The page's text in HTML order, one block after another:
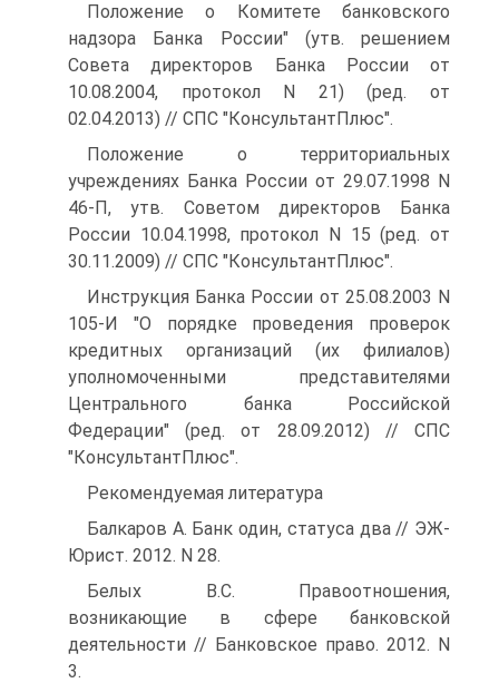
Положение о Комитете банковского
надзора Банка России" (утв. решением
Совета директоров Банка России от
10.08.2004, протокол N 21) (ред. от
02.04.2013) // СПС "КонсультантПлюс".
Положение о территориальных
учреждениях Банка России от 29.07.1998 N
46-П, утв. Советом директоров Банка
России 10.04.1998, протокол N 15 (ред. от
30.11.2009) // СПС "КонсультантПлюс".
Инструкция Банка России от 25.08.2003 N
105-И "О порядке проведения проверок
кредитных организаций (их филиалов)
уполномоченными представителями
Центрального банка Российской
Федерации" (ред. от 28.09.2012) // СПС
"КонсультантПлюс".
Рекомендуемая литература
Балкаров А. Банк один, статуса два // ЭЖ-
Юрист. 2012. N 28.
Белых В.С. Правоотношения,
возникающие в сфере банковской
деятельности // Банковское право. 2012. N
3.